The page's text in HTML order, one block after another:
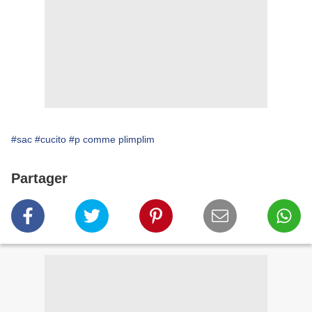
#sac #cucito #p comme plimplim
Partager